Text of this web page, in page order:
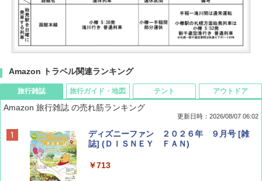
Amazon トラベル関連ランキング
旅行雑誌
Amazon 旅行雑誌 の売れ筋ランキング
更新日時：2026/08/07 06:02
ディズニーファン ２０２６年 ９月号 [雑
誌] (ＤＩＳＮＥＹ ＦＡＮ)
￥713
旅行ガイド・地図 テント アウトドア